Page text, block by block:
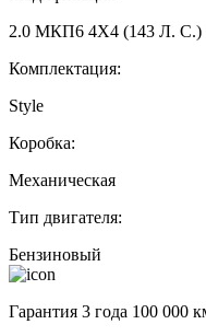
2.0 МКП6 4Х4 (143 Л. С.)
Комплектация:
Style
Коробка:
Механическая
Тип двигателя:
Бензиновый
Гарантия 3 года 100 000